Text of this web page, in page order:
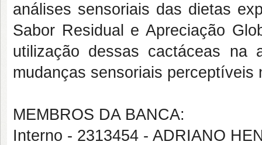
análises sensoriais das dietas
Sabor Residual e Apreciação
utilização dessas cactáceas na
mudanças sensoriais perceptíveis
MEMBROS DA BANCA:
Interno - 2313454 - ADRIANO